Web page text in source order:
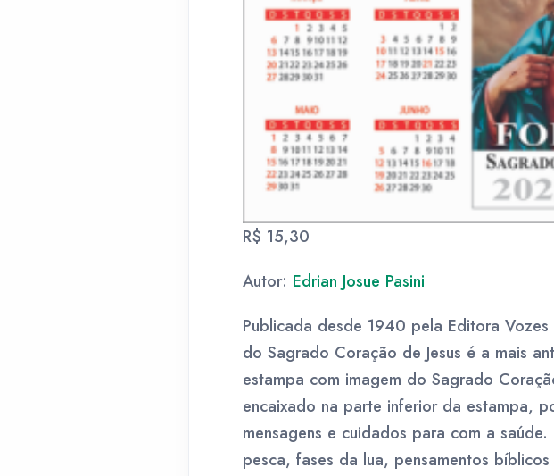
R$ 15,30
Autor: Edrian Josue Pasini
Publicada desde 1940 pela Editora
do Sagrado Coração de Jesus é a mais
estampa com imagem do Sagrado
encaixado na parte inferior da estampa,
mensagens e cuidados para com a
pesca, fases da lua, pensamentos